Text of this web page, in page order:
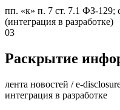
пп. «к» п. 7 ст. 7.1 ФЗ-129;
(интеграция в разработке)
03
Раскрытие
лента новостей / e-
интеграция в разработке